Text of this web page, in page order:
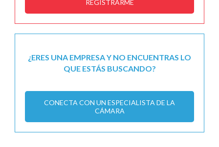
REGISTRARME
¿ERES UNA EMPRESA Y NO ENCUENTRAS LO
QUE ESTÁS BUSCANDO?
CONECTA CON UN ESPECIALISTA DE LA
CÁMARA